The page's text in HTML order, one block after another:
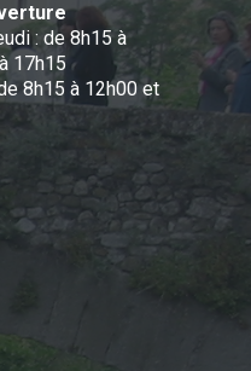
: de 8h15 à
17h15
8h15 à 12h00 et